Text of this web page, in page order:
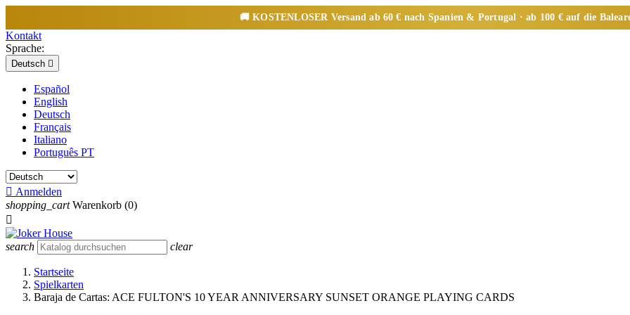
🚚KOSTENLOSERVersand ab 60 € nach Spanien & Portugal · ab 100 € auf die
Kontakt
Sprache:
Deutsch 
Español
English
Deutsch
Français
Italiano
Português PT
 Anmelden
shopping_cart Warenkorb (0)

search clear
Startseite
Spielkarten
Baraja de Cartas: ACE FULTON'S 10 YEAR ANNIVERSARY SUNSET ORANGE PLAYING CARDS